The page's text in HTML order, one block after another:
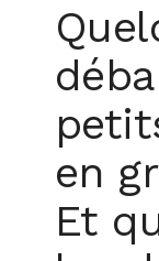
en
Et